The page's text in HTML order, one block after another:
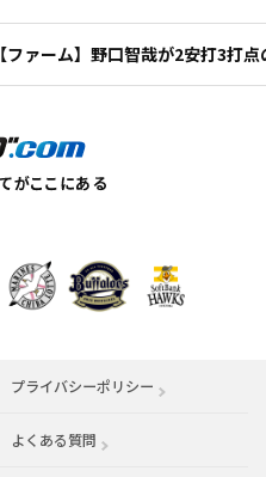
【ファーム】野口智哉が2安打3打
プライバシーポリシー
よくある質問